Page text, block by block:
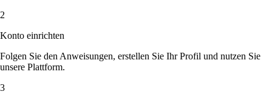
2
Konto einrichten
Folgen Sie den Anweisungen, erstellen Sie Ihr Profil und nutzen Sie
unsere Plattform.
3